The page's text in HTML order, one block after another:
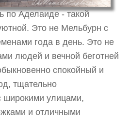
по Аделаиде - такой
Это не Мельбурн с
года в день. Это не
людей и вечной беготней
спокойный и
тщательно
широкими улицами,
и отличными